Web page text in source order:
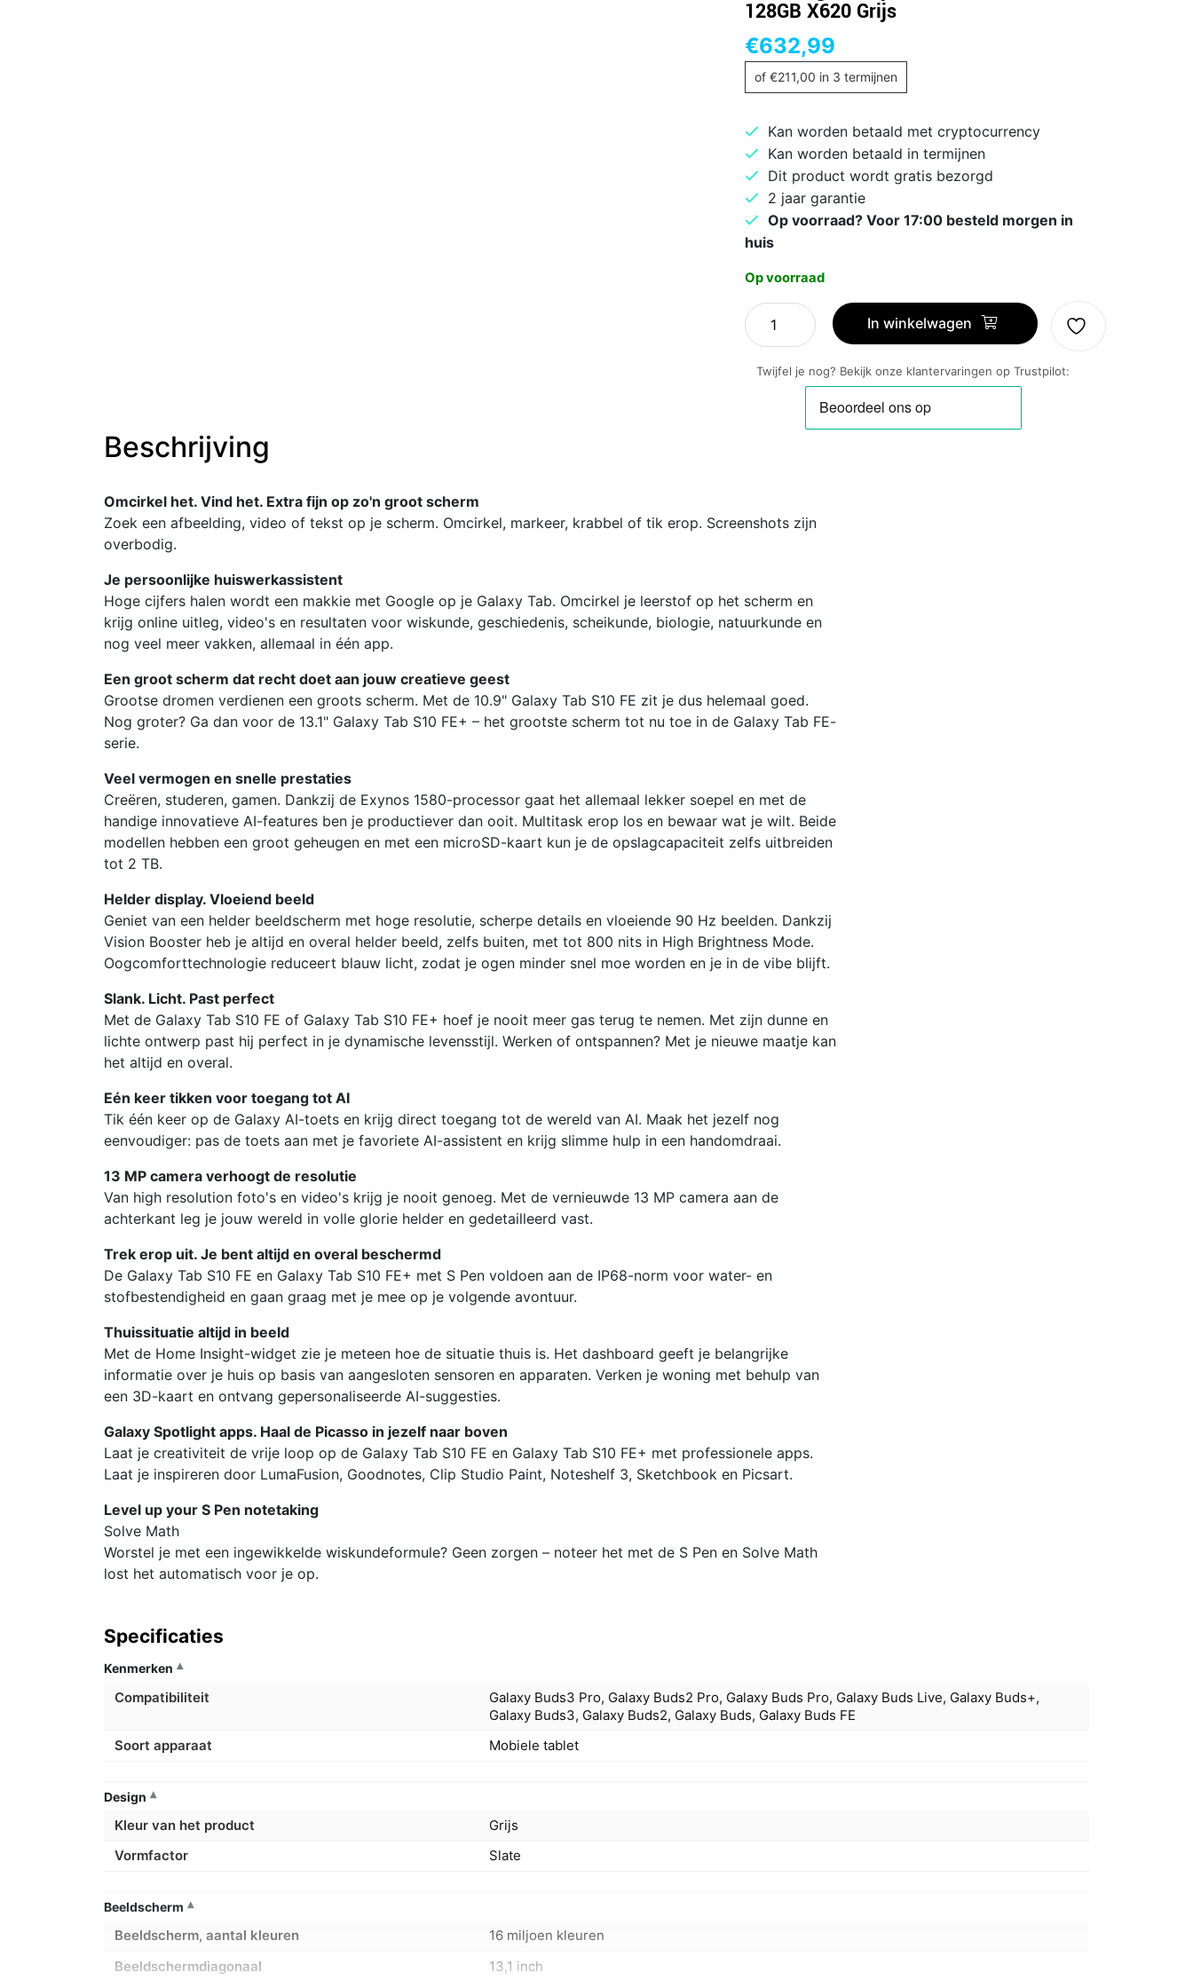
128GB X620 Grijs
€632,99
of €211,00 in 3 termijnen
Kan worden betaald met cryptocurrency
Kan worden betaald in termijnen
Dit product wordt gratis bezorgd
2 jaar garantie
Op voorraad? Voor 17:00 besteld morgen in
huis
Op voorraad
Samsung
Galaxy
S10
In winkelwagen
Twijfel je nog? Bekijk onze klantervaringen op Trustpilot:
Beschrijving
Omcirkel het. Vind het. Extra fijn op zo'n groot scherm
Zoek een afbeelding, video of tekst op je scherm. Omcirkel, markeer, krabbel of tik erop. Screenshots zijn
overbodig.
Je persoonlijke huiswerkassistent
Hoge cijfers halen wordt een makkie met Google op je Galaxy Tab. Omcirkel je leerstof op het scherm en
krijg online uitleg, video's en resultaten voor wiskunde, geschiedenis, scheikunde, biologie, natuurkunde en
nog veel meer vakken, allemaal in één app.
Een groot scherm dat recht doet aan jouw creatieve geest
Grootse dromen verdienen een groots scherm. Met de 10.9" Galaxy Tab S10 FE zit je dus helemaal goed.
Nog groter? Ga dan voor de 13.1" Galaxy Tab S10 FE+ – het grootste scherm tot nu toe in de Galaxy Tab FE-
serie.
Veel vermogen en snelle prestaties
Creëren, studeren, gamen. Dankzij de Exynos 1580-processor gaat het allemaal lekker soepel en met de
handige innovatieve AI-features ben je productiever dan ooit. Multitask erop los en bewaar wat je wilt. Beide
modellen hebben een groot geheugen en met een microSD-kaart kun je de opslagcapaciteit zelfs uitbreiden
tot 2 TB.
Helder display. Vloeiend beeld
Geniet van een helder beeldscherm met hoge resolutie, scherpe details en vloeiende 90 Hz beelden. Dankzij
Vision Booster heb je altijd en overal helder beeld, zelfs buiten, met tot 800 nits in High Brightness Mode.
Oogcomforttechnologie reduceert blauw licht, zodat je ogen minder snel moe worden en je in de vibe blijft.
Slank. Licht. Past perfect
Met de Galaxy Tab S10 FE of Galaxy Tab S10 FE+ hoef je nooit meer gas terug te nemen. Met zijn dunne en
lichte ontwerp past hij perfect in je dynamische levensstijl. Werken of ontspannen? Met je nieuwe maatje kan
het altijd en overal.
Eén keer tikken voor toegang tot AI
Tik één keer op de Galaxy AI-toets en krijg direct toegang tot de wereld van AI. Maak het jezelf nog
eenvoudiger: pas de toets aan met je favoriete AI-assistent en krijg slimme hulp in een handomdraai.
13 MP camera verhoogt de resolutie
Van high resolution foto's en video's krijg je nooit genoeg. Met de vernieuwde 13 MP camera aan de
achterkant leg je jouw wereld in volle glorie helder en gedetailleerd vast.
Trek erop uit. Je bent altijd en overal beschermd
De Galaxy Tab S10 FE en Galaxy Tab S10 FE+ met S Pen voldoen aan de IP68-norm voor water- en
stofbestendigheid en gaan graag met je mee op je volgende avontuur.
Thuissituatie altijd in beeld
Met de Home Insight-widget zie je meteen hoe de situatie thuis is. Het dashboard geeft je belangrijke
informatie over je huis op basis van aangesloten sensoren en apparaten. Verken je woning met behulp van
een 3D-kaart en ontvang gepersonaliseerde AI-suggesties.
Galaxy Spotlight apps. Haal de Picasso in jezelf naar boven
Laat je creativiteit de vrije loop op de Galaxy Tab S10 FE en Galaxy Tab S10 FE+ met professionele apps.
Laat je inspireren door LumaFusion, Goodnotes, Clip Studio Paint, Noteshelf 3, Sketchbook en Picsart.
Level up your S Pen notetaking
Solve Math
Worstel je met een ingewikkelde wiskundeformule? Geen zorgen – noteer het met de S Pen en Solve Math
lost het automatisch voor je op.
Specificaties
Kenmerken
Compatibiliteit
Galaxy Buds3 Pro, Galaxy Buds2 Pro, Galaxy Buds Pro, Galaxy Buds Live, Galaxy Buds+,
Galaxy Buds3, Galaxy Buds2, Galaxy Buds, Galaxy Buds FE
Soort apparaat
Mobiele tablet
Design
Kleur van het product
Grijs
Vormfactor
Slate
Beeldscherm
Beeldscherm, aantal kleuren
16 miljoen kleuren
Beeldschermdiagonaal
13,1 inch